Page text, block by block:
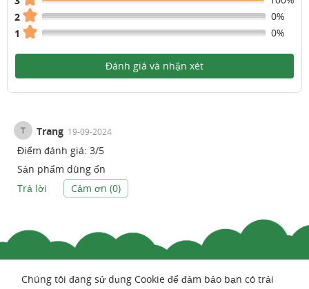
2
0%
1
0%
Đánh giá và nhận xét
T Trang 19-09-2024
Điểm đánh giá: 3/5
Sản phẩm dùng ổn
Trả lời
Cảm ơn (0)
Chúng tôi đang sử dụng Cookie để đảm bảo bạn có trải